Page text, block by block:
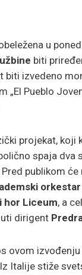
u
biti
biti izvedeno
„El Pueblo
projekat, koji
spaja dva
publikom
hor Liceum, a
dirigent
ovom
Italije stiže